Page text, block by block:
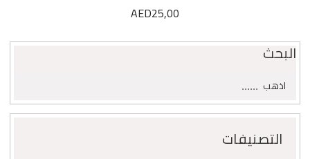
AED25,00
البحث
البحث
اذهب
التصنيفات